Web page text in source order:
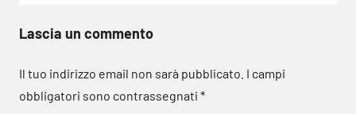
Lascia un commento
Il tuo indirizzo email non sarà pubblicato. I campi
obbligatori sono contrassegnati *